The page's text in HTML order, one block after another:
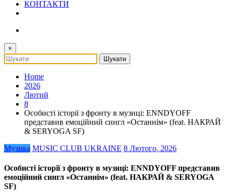
КОНТАКТИ
×
Home
2026
Лютий
8
Особисті історії з фронту в музиці: ENNDYOFF
представив емоційний сингл «Останнім» (feat. НАКРАЙ
& SERYOGA SF)
Музика MUSIC CLUB UKRAINE 8 Лютого, 2026
Особисті історії з фронту в музиці: ENNDYOFF представив
емоційний сингл «Останнім» (feat. НАКРАЙ & SERYOGA
SF)